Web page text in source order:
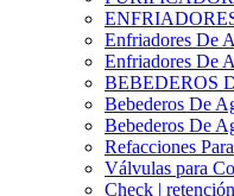
Enfriadores De
Enfriadores De
BEBEDEROS
Bebederos De
Bebederos De
Refacciones
Válvulas para
Check | retención